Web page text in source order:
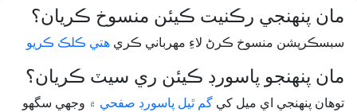
مان پنهنجي رڪنيت ڪيئن منسوخ ڪريان؟
سبسڪرپشن منسوخ ڪرڻ لاءِ مهرباني ڪري هتي ڪلڪ ڪريو
مان پنهنجو پاسورڊ ڪيئن ري سيٽ ڪريان؟
توهان پنهنجي اي ميل کي گم ٿيل پاسورڊ صفحي ۾ وجهي سگهو